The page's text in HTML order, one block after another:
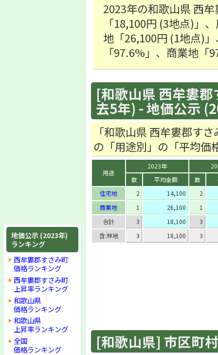
地価公示 (2023年)
ランキング
西牟婁郡すさみ町
価格ランキング
西牟婁郡すさみ町
上昇率ランキング
和歌山県
価格ランキング
和歌山県
上昇率ランキング
全国
価格ランキング
2023年の和歌山県 西
「18,100円 (3地点)」
地「26,100円 (1地点)
「97.6%」、商業地「
[和歌山県 西牟婁
去5年) - 地価公示
「和歌山県 西牟婁郡す
の「用途別」の「平均価
用途
2023年
数
平均金額 数
住宅地
2 14,100
2
商業地
1 26,100
1
合計
3 18,100
3
含:林地
3 18,100 3
[和歌山県] 市区町